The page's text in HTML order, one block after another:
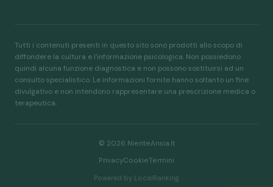
Tutti i contenuti presenti in questo sito sono prodotti allo scopo di
diffondere la cultura e l'informazione psicologica. Non possiedono
quindi alcuna funzione diagnostica e non possono sostituirsi ad un
consulto specialistico. Le informazioni fornite hanno soltanto un fine
divulgativo e non intendono rappresentare una prescrizione medica o
terapeutica.
© 2026 NienteAnsia.it
PrivacyCookieTermini
Powered by LocalRanking